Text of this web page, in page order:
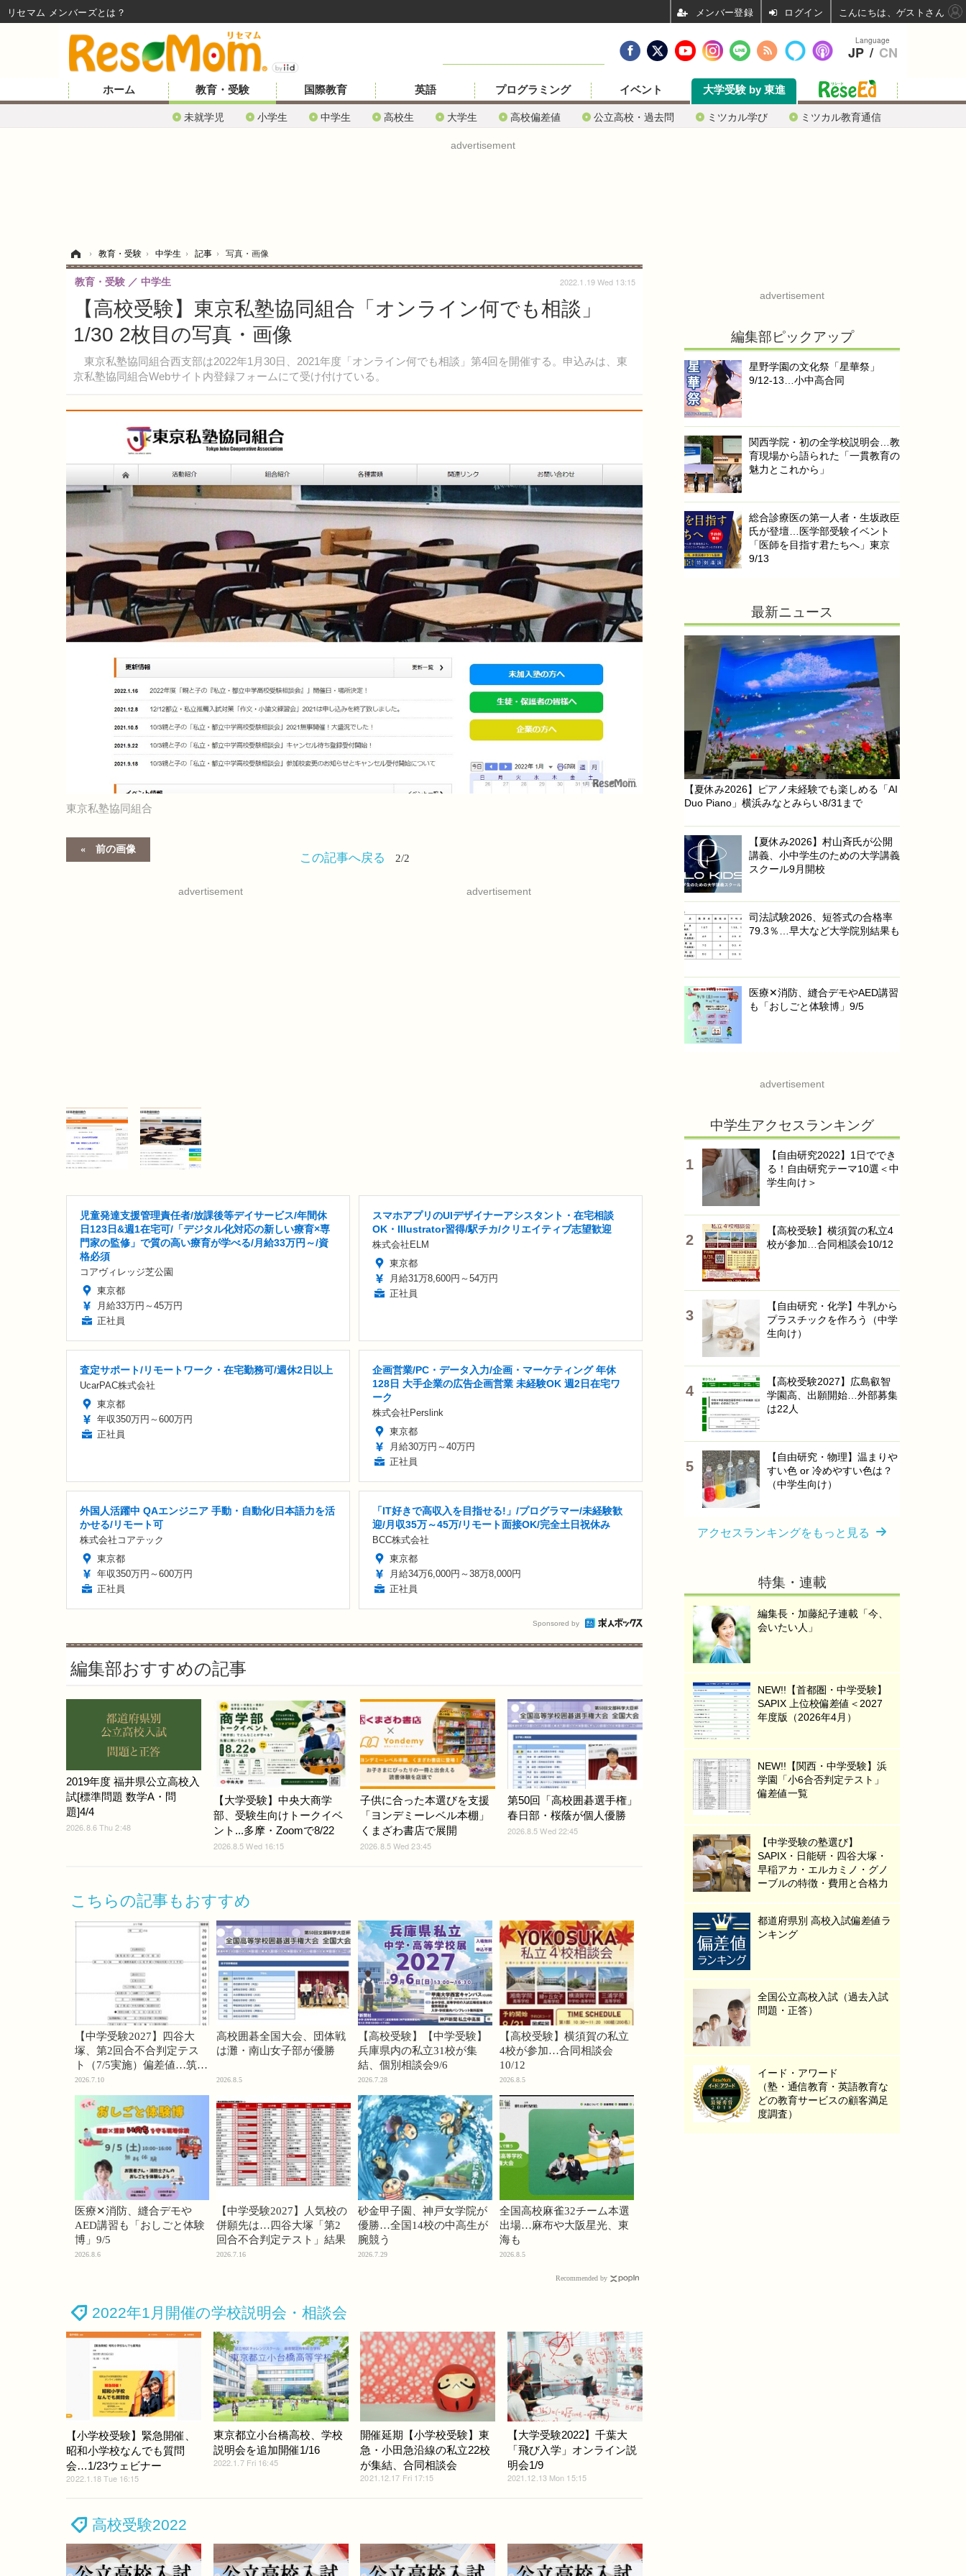
ホーム 教育・受験
未就学児 小学生 中学生 高校生 大学生 高校偏差値 公立高校・過去問 ミツカル学び ミツカル教育通信
国際教育 英語 プログラミング イベント 大学受験 by 東進
advertisement
› 教育・受験 › 中学生 › 記事 › 写真・画像
【高校受験】東京私塾協同組合「オンライン何でも相談」
1/30 2枚目の写真・画像
東京私塾協同組合西支部は2022年1月30日、2021年度「オンライン何でも相談」第4回を開催する。申込みは、東
京私塾協同組合Webサイト内登録フォームにて受け付けている。
教育・受験 中学生 2022.1.19 Wed 13:15
東京私塾協同組合
前の画像
この記事へ戻る 2/2
advertisement advertisement
児童発達支援管理責任者/放課後等デイサービス/年間休
日123日&週1在宅可/「デジタル化対応の新しい療育×専
門家の監修」で質の高い療育が学べる/月給33万円～/資
格必須
コアヴィレッジ芝公園
東京都
月給33万円～45万円
正社員
スマホアプリのUIデザイナーアシスタント・在宅相談
OK・Illustrator習得/駅チカ/クリエイティブ志望歓迎
株式会社ELM
東京都
月給31万8,600円～54万円
正社員
査定サポート/リモートワーク・在宅勤務可/週休2日以上
UcarPAC株式会社
東京都
年収350万円～600万円
正社員
企画営業/PC・データ入力/企画・マーケティング 年休
128日 大手企業の広告企画営業 未経験OK 週2日在宅ワ
ーク
株式会社Perslink
東京都
月給30万円～40万円
正社員
外国人活躍中 QAエンジニア 手動・自動化/日本語力を活
かせる/リモート可
株式会社コアテック
東京都
年収350万円～600万円
正社員
「IT好きで高収入を目指せる!」/プログラマー/未経験歓
迎/月収35万～45万/リモート面接OK/完全土日祝休み
BCC株式会社
東京都
月給34万6,000円～38万8,000円
正社員
Sponsored by
編集部おすすめの記事
2019年度 福井県公立高校入
試[標準問題 数学A・問
題]4/4
2026.8.6 Thu 2:48
【大学受験】中央大商学
部、受験生向けトークイベ
ント...多摩・Zoomで8/22
2026.8.5 Wed 16:15
子供に合った本選びを支援
「ヨンデミーレベル本棚」
くまざわ書店で展開
2026.8.5 Wed 23:45
第50回「高校囲碁選手権」
春日部・桜蔭が個人優勝
2026.8.5 Wed 22:45
こちらの記事もおすすめ
【中学受験2027】四谷大
塚、第2回合不合判定テス
ト（7/5実施）偏差値…筑駒
74・桜蔭70＜PR＞
2026.7.10
高校囲碁全国大会、団体戦
は灘・南山女子部が優勝
2026.8.5
【高校受験】【中学受験】
兵庫県内の私立31校が集
結、個別相談会9/6
2026.7.28
【高校受験】横須賀の私立
4校が参加…合同相談会
10/12
2026.8.5
医療✕消防、縫合デモや
AED講習も「おしごと体験
博」9/5
2026.8.6
【中学受験2027】人気校の
併願先は…四谷大塚「第2
回合不合判定テスト」結果
2026.7.16
砂金甲子園、神戸女学院が
優勝…全国14校の中高生が
腕競う
2026.7.29
全国高校麻雀32チーム本選
出場…麻布や大阪星光、東
海も
2026.8.5
Recommended by
2022年1月開催の学校説明会・相談会
【小学校受験】緊急開催、
昭和小学校なんでも質問
会…1/23ウェビナー
2022.1.18 Tue 16:15
東京都立小台橋高校、学校
説明会を追加開催1/16
2022.1.7 Fri 16:45
開催延期【小学校受験】東
急・小田急沿線の私立22校
が集結、合同相談会
2021.12.17 Fri 17:15
【大学受験2022】千葉大
「飛び入学」オンライン説
明会1/9
2021.12.13 Mon 15:15
高校受験2022
advertisement
編集部ピックアップ
星野学園の文化祭「星華祭」
9/12-13…小中高合同
関西学院・初の全学校説明会…教
育現場から語られた「一貫教育の
魅力とこれから」
総合診療医の第一人者・生坂政臣
氏が登壇…医学部受験イベント
「医師を目指す君たちへ」東京
9/13
最新ニュース
【夏休み2026】ピアノ未経験でも楽しめる「AI
Duo Piano」横浜みなとみらい8/31まで
【夏休み2026】村山斉氏が公開
講義、小中学生のための大学講義
スクール9月開校
司法試験2026、短答式の合格率
79.3％…早大など大学院別結果も
医療✕消防、縫合デモやAED講習
も「おしごと体験博」9/5
advertisement
中学生アクセスランキング
【自由研究2022】1日ででき
る！自由研究テーマ10選＜中
学生向け＞
【高校受験】横須賀の私立4
校が参加…合同相談会10/12
【自由研究・化学】牛乳から
プラスチックを作ろう（中学
生向け）
【高校受験2027】広島叡智
学園高、出願開始…外部募集
は22人
【自由研究・物理】温まりや
すい色 or 冷めやすい色は？
（中学生向け）
アクセスランキングをもっと見る
特集・連載
編集長・加藤紀子連載「今、
会いたい人」
NEW!!【首都圏・中学受験】
SAPIX 上位校偏差値＜2027
年度版（2026年4月）
NEW!!【関西・中学受験】浜
学園「小6合否判定テスト」
偏差値一覧
【中学受験の塾選び】
SAPIX・日能研・四谷大塚・
早稲アカ・エルカミノ・グノ
ーブルの特徴・費用と合格力
都道府県別 高校入試偏差値ラ
ンキング
全国公立高校入試（過去入試
問題・正答）
イード・アワード
（塾・通信教育・英語教育な
どの教育サービスの顧客満足
度調査）
Language
JP / CN
リセマム メンバーズ ログイン こんにちは、ゲストさん